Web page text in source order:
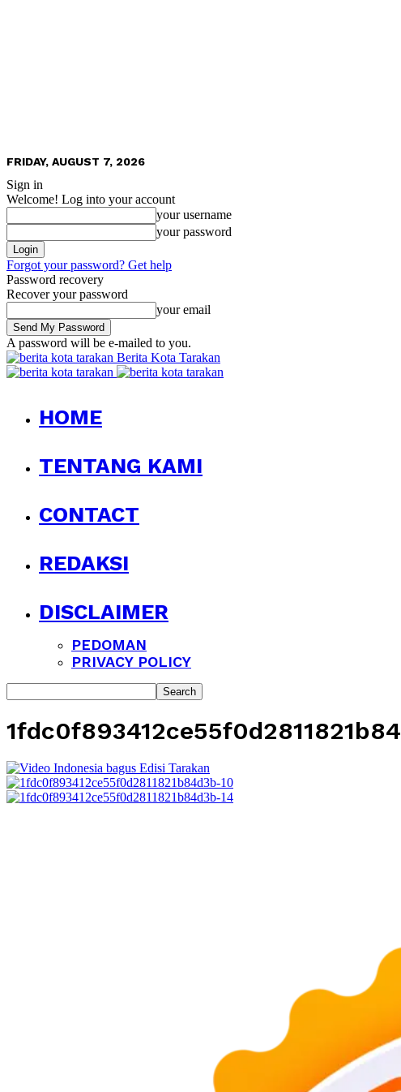
FRIDAY, AUGUST 7, 2026
Sign in
Welcome! Log into your account
your username
your password
Forgot your password? Get help
Password recovery
Recover your password
your email
A password will be e-mailed to you.
Berita Kota Tarakan
HOME
TENTANG KAMI
CONTACT
REDAKSI
DISCLAIMER
PEDOMAN
PRIVACY POLICY